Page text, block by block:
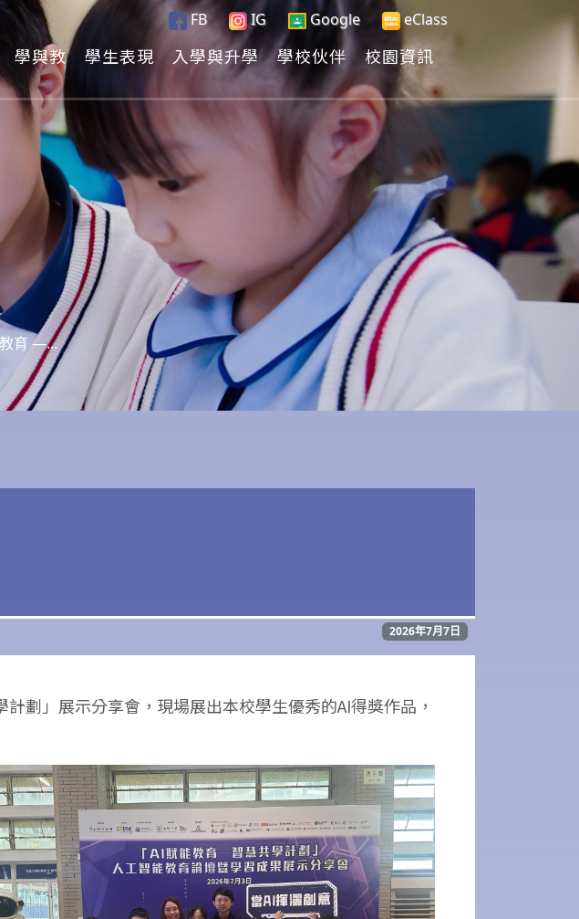
FB IG Google eClass
學與教 學生表現 入學與升學 學校伙伴 校園資訊
育 —...
2026年7月7日
劃」展示分享會，現場展出本校學生優秀的AI得獎作品，